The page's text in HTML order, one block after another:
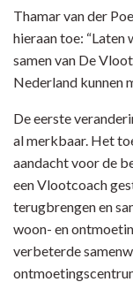
Thamar van der
hieraan toe:
samen van De
Nederland kunnen
De eerste
al merkbaar. Het
aandacht voor de
een Vlootcoach
terugbrengen en
woon- en
verbeterde